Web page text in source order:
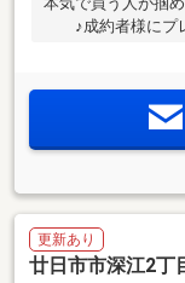
♪成約者様にプ
更新あり
廿日市市深江2丁